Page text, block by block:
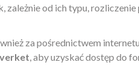
zależnie od ich typu,
za pośrednictwem
, aby uzyskać dostęp do